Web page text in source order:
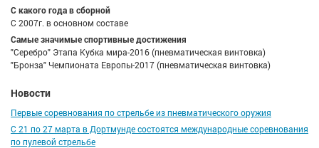
С какого года в сборной
С 2007г. в основном составе
Самые значимые спортивные достижения
"Серебро" Этапа Кубка мира-2016 (пневматическая винтовка)
"Бронза" Чемпионата Европы-2017 (пневматическая винтовка)
Новости
Первые соревнования по стрельбе из пневматического оружия
C 21 по 27 марта в Дортмунде состоятся международные соревнования
по пулевой стрельбе